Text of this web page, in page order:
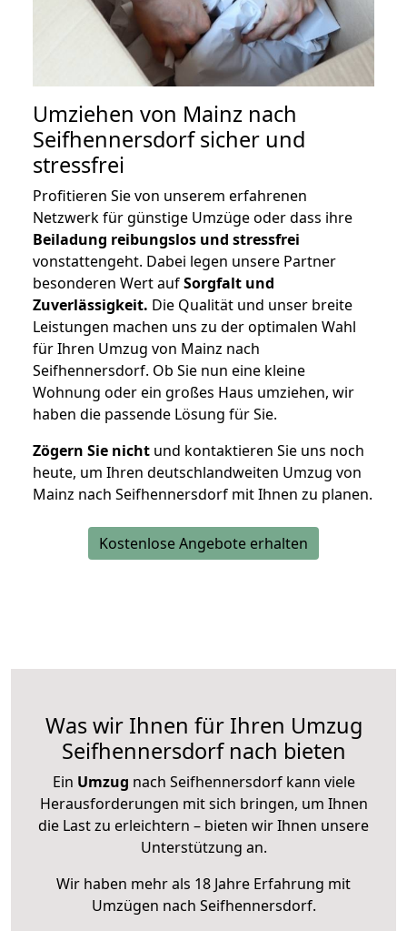
Umziehen von Mainz nach
Seifhennersdorfsicher und
stressfrei
Profitieren Sie von unserem erfahrenen
Netzwerk für günstige Umzüge oder dass ihre
Beiladung reibungslos und stressfrei
vonstattengeht. Dabei legen unsere Partner
besonderen Wert aufSorgfalt und
Zuverlässigkeit. Die Qualität und unser breite
Leistungen machen uns zu der optimalen Wahl
für Ihren Umzug von Mainz nach
Seifhennersdorf. Ob Sie nun eine kleine
Wohnung oder ein großes Haus umziehen, wir
haben die passende Lösung für Sie.
Zögern Sie nicht und kontaktieren Sie uns noch
heute, um Ihren deutschlandweiten Umzug von
Mainz nach Seifhennersdorf mit Ihnen zu planen.
Kostenlose Angebote erhalten
Was wir Ihnen für Ihren Umzug
Seifhennersdorf nach bieten
Ein Umzug nach Seifhennersdorf kann viele
Herausforderungen mit sich bringen, um Ihnen
die Last zu erleichtern – bieten wir Ihnen unsere
Unterstützung an.
Wir haben mehr als 18 Jahre Erfahrung mit
Umzügen nach Seifhennersdorf.